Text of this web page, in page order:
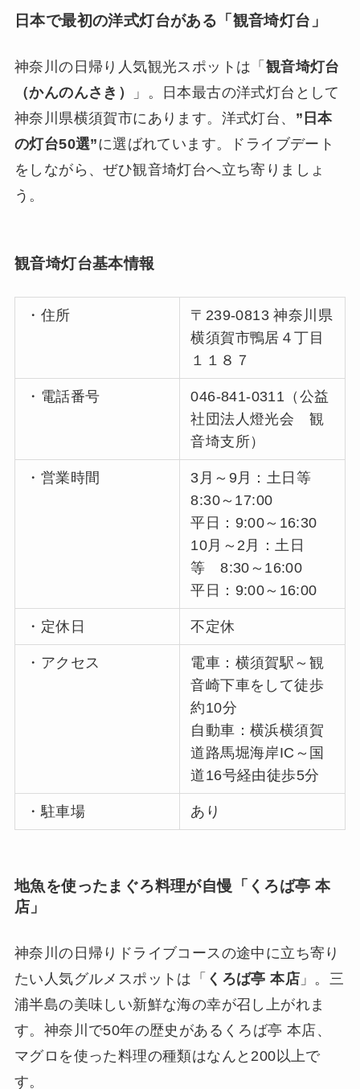
日本で最初の洋式灯台がある「観音埼灯台」
神奈川の日帰り人気観光スポットは「 観音埼灯台
（かんのんさき）
」。日本最古の洋式灯台として
神奈川県横須賀市にあります。洋式灯台、 ”日本
の灯台50選”に選ばれています。ドライブデート
をしながら、ぜひ観音埼灯台へ立ち寄りましょ
う。
観音埼灯台基本情報
・住所
〒239-0813 神奈川県
横須賀市鴨居４丁目
１１８７
・電話番号
046-841-0311（公益
社団法人燈光会 観
音埼支所）
・営業時間
3月～9月：土日等
8:30～17:00
平日：9:00～16:30
10月～2月：土日
等 8:30～16:00
平日：9:00～16:00
・定休日 不定休
・アクセス
電車：横須賀駅～観
音崎下車をして徒歩
約10分
自動車：横浜横須賀
道路馬堀海岸IC～国
道16号経由徒歩5分
・駐車場 あり
地魚を使ったまぐろ料理が自慢「くろば亭 本
店」
神奈川の日帰りドライブコースの途中に立ち寄り
たい人気グルメスポットは「 くろば亭 本店」。三
浦半島の美味しい新鮮な海の幸が召し上がれま
す。神奈川で50年の歴史があるくろば亭 本店、
マグロを使った料理の種類はなんと200以上で
す。